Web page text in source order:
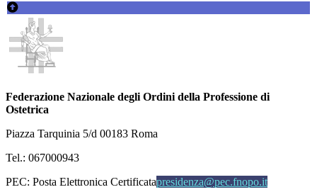
Federazione Nazionale degli Ordini della Professione di
Ostetrica
Piazza Tarquinia 5/d 00183 Roma
Tel.: 067000943
PEC: Posta Elettronica Certificatapresidenza@pec.fnopo.it